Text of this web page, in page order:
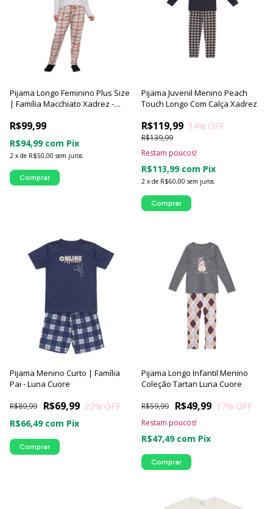
Pijama Longo Feminino Plus Size
| Família Macchiato Xadrez -
R$99,99
2 x de R$50,00 sem juros
R$94,99 com Pix
Comprar
Pijama Juvenil Menino Peach
Touch Longo Com Calça Xadrez
R$119,99
R$139,99
14% OFF
2 x de R$60,00 sem juros
R$113,99 com Pix
Restam poucos!
Comprar
Pijama Menino Curto | Família
Pai - Luna Cuore
R$69,99
R$89,99 22% OFF
R$66,49 com Pix
Comprar
Pijama Longo Infantil Menino
Coleção Tartan Luna Cuore
R$49,99
R$59,99 17% OFF
R$47,49 com Pix
Restam poucos!
Comprar